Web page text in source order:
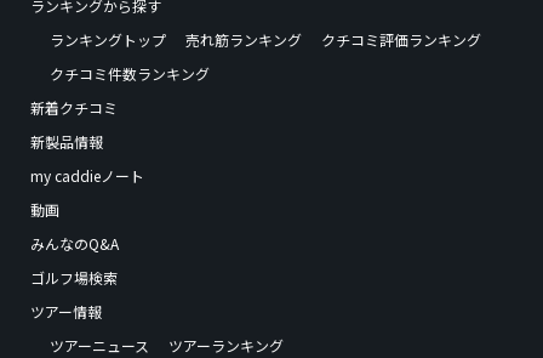
ランキングから探す
ランキングトップ
売れ筋ランキング
クチコミ評価ランキング
クチコミ件数ランキング
新着クチコミ
新製品情報
my caddieノート
動画
みんなのQ&A
ゴルフ場検索
ツアー情報
ツアーニュース
ツアーランキング